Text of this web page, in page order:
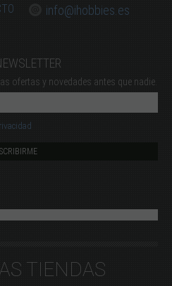
info@ihobbies.es
ofertas y novedades antes que nadie.
TIENDAS